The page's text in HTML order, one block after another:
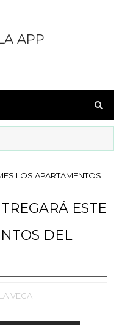
APP
LOS APARTAMENTOS
ESTE
DEL
,LA VEGA